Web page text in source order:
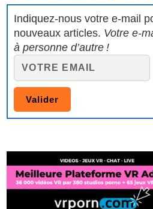
Indiquez-nous votre e-mail
nouveaux articles. Votre e-
à personne d’autre !